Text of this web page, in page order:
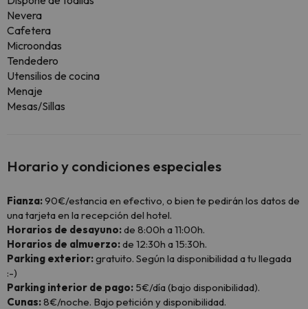
Nevera
Cafetera
Microondas
Tendedero
Utensilios de cocina
Menaje
Mesas/Sillas
Horario y condiciones especiales
Fianza:90€/estancia en efectivo, o bien te pedirán los datos de
una tarjeta en la recepción del hotel.
Horarios de desayuno:de 8:00h a 11:00h.
Horarios de almuerzo:de 12:30h a 15:30h.
Parking exterior:gratuito. Según la disponibilidad a tu llegada
:-)
Parking interior de pago: 5€/día (bajo disponibilidad).
Cunas:8€/noche. Bajo petición y disponibilidad.